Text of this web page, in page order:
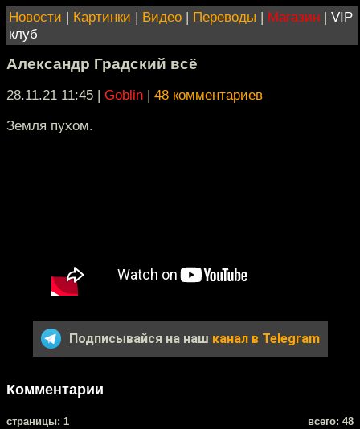
Новости | Картинки | Видео | Переводы | Магазин | VIP
клуб
Александр Градский всё
28.11.21 11:45 | Goblin | 48 комментариев
Земля пухом.
Подписывайся на наш канал в Telegram
Комментарии
cтраницы: 1 всего: 48